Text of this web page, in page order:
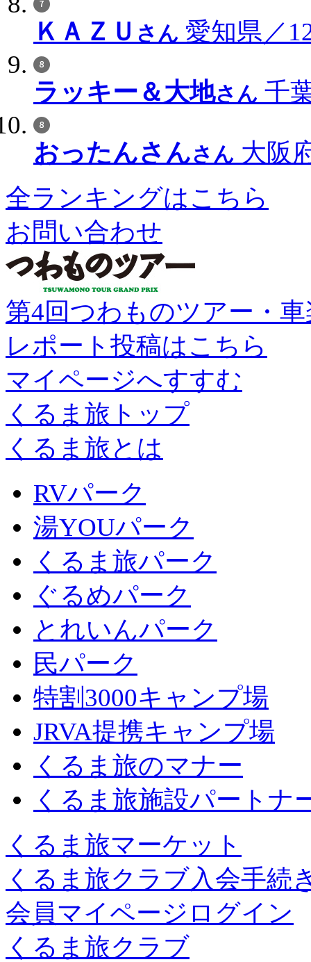
ＫＡＺＵ さん 愛知県／
ラッキー＆大地さん 千
おったんさんさん 大阪
全ランキングはこちら
お問い合わせ
第4回つわものツアー・
レポート投稿はこちら
マイページへすすむ
くるま旅トップ
くるま旅とは
RVパーク
湯YOUパーク
くるま旅パーク
ぐるめパーク
とれいんパーク
民パーク
特割3000キャンプ場
JRVA提携キャンプ場
くるま旅のマナー
くるま旅施設パートナ
くるま旅マーケット
くるま旅クラブ入会手続
会員マイページログイン
くるま旅クラブ